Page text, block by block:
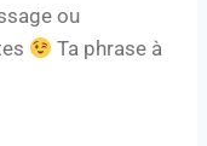
ou
Ta phrase à